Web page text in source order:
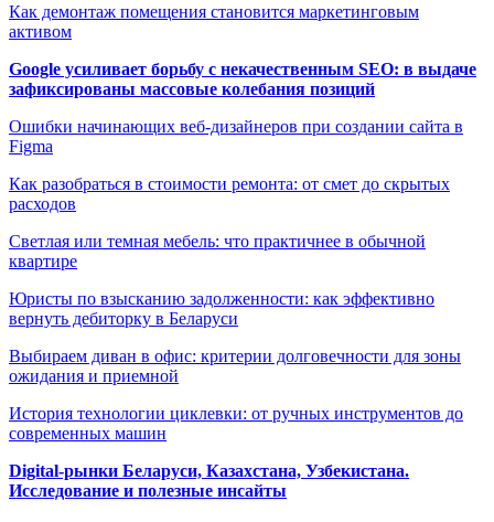
Как демонтаж помещения становится маркетинговым
активом
Google усиливает борьбу с некачественным SEO: в выдаче
зафиксированы массовые колебания позиций
Ошибки начинающих веб-дизайнеров при создании сайта в
Figma
Как разобраться в стоимости ремонта: от смет до скрытых
расходов
Светлая или темная мебель: что практичнее в обычной
квартире
Юристы по взысканию задолженности: как эффективно
вернуть дебиторку в Беларуси
Выбираем диван в офис: критерии долговечности для зоны
ожидания и приемной
История технологии циклевки: от ручных инструментов до
современных машин
Digital-рынки Беларуси, Казахстана, Узбекистана.
Исследование и полезные инсайты